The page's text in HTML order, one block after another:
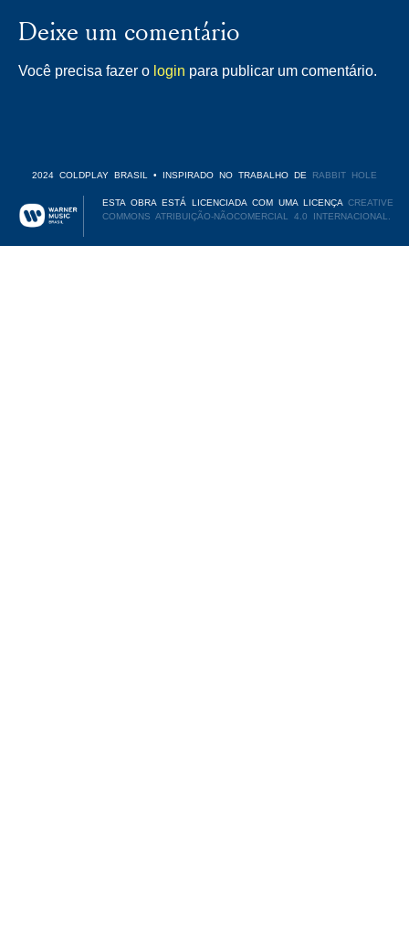
Deixe um comentário
Você precisa fazer o login para publicar um comentário.
2024 COLDPLAY BRASIL • INSPIRADO NO TRABALHO DE RABBIT HOLE
ESTA OBRA ESTÁ LICENCIADA COM UMA LICENÇACREATIVE
COMMONS ATRIBUIÇÃO-NÃOCOMERCIAL 4.0 INTERNACIONAL.